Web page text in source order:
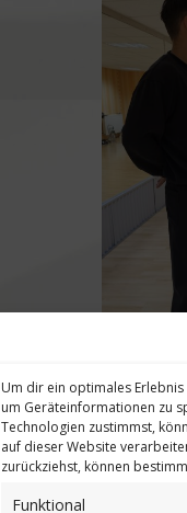
Um dir ein optimales
um Geräteinformationen zu
Technologien zustimmst,
auf dieser Website
zurückziehst, können
Funktional